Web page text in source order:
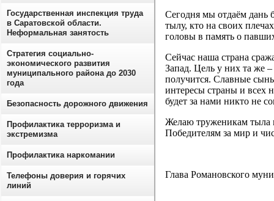
Сегодня мы отдаём дань
тылу, кто на своих
головы в память о
Сейчас наша страна
Запад. Цель у них та же
получится. Славные
интересы страны и
будет за нами никто не
Желаю труженикам тыла
Победителям за мир и
Глава Романовского
Государственная инспекция труда
в Саратовской области.
Неформальная занятость
Стратегия социально-
экономического развития
муниципального района до 2030
года
Безопасность дорожного движения
Профилактика терроризма и
экстремизма
Профилактика наркомании
Телефоны доверия и горячих
линий